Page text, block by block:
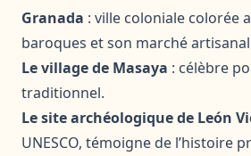
Granada : ville coloniale colorée
baroques et son marché
Le village de Masaya : célèbre
traditionnel.
Le site archéologique de León
UNESCO, témoigne de l’histoire